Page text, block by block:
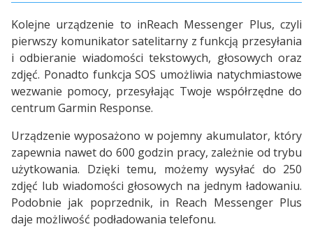
Kolejne urządzenie to inReach Messenger Plus, czyli
pierwszy komunikator satelitarny z funkcją przesyłania
i odbieranie wiadomości tekstowych, głosowych oraz
zdjęć. Ponadto funkcja SOS umożliwia natychmiastowe
wezwanie pomocy, przesyłając Twoje współrzędne do
centrum Garmin Response.
Urządzenie wyposażono w pojemny akumulator, który
zapewnia nawet do 600 godzin pracy, zależnie od trybu
użytkowania. Dzięki temu, możemy wysyłać do 250
zdjęć lub wiadomości głosowych na jednym ładowaniu.
Podobnie jak poprzednik, in Reach Messenger Plus
daje możliwość podładowania telefonu.